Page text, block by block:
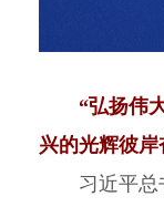
“弘扬伟
兴的光辉彼岸
习近平总书